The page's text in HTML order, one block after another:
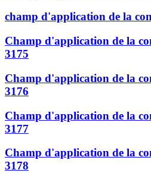
champ d'application de la
Champ d'application de la
3175
Champ d'application de la
3176
Champ d'application de la
3177
Champ d'application de la
3178